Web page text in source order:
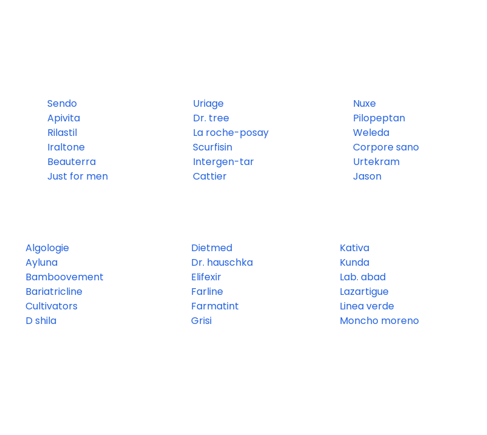
Sendo
Apivita
Rilastil
Iraltone
Beauterra
Just for men
Uriage
Dr. tree
La roche-posay
Scurfisin
Intergen-tar
Cattier
Nuxe
Pilopeptan
Weleda
Corpore sano
Urtekram
Jason
Algologie
Ayluna
Bamboovement
Bariatricline
Cultivators
D shila
Dietmed
Dr. hauschka
Elifexir
Farline
Farmatint
Grisi
Kativa
Kunda
Lab. abad
Lazartigue
Linea verde
Moncho moreno